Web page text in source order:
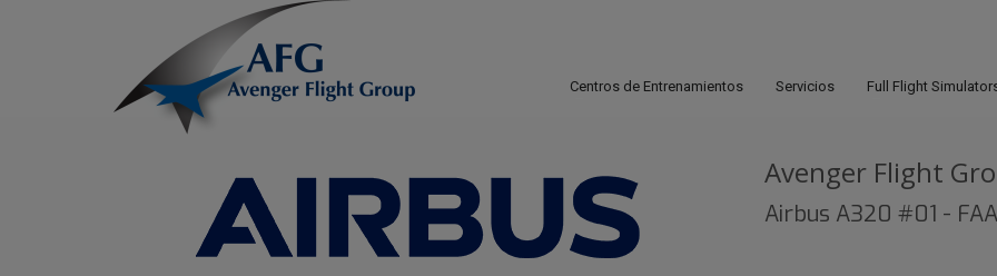
Centros de Entrenamientos Servicios Full Flight
Avenger Flight
Airbus A320 #01 -